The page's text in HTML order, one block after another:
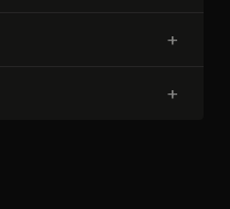
+
+